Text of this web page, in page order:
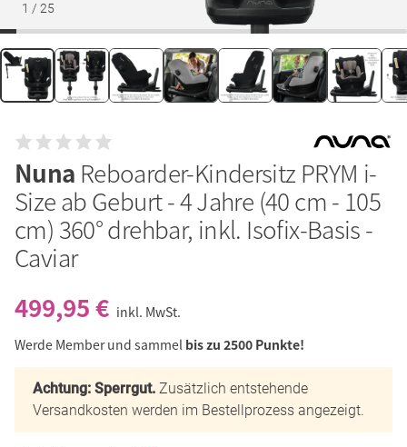
1 / 25
Nuna Reboarder-Kindersitz PRYM i-
Size ab Geburt - 4 Jahre (40 cm - 105
cm) 360° drehbar, inkl. Isofix-Basis -
Caviar
499,95 € inkl. MwSt.
Werde Member und sammel bis zu 2500 Punkte!
Achtung: Sperrgut. Zusätzlich entstehende
Versandkosten werden im Bestellprozess angezeigt.